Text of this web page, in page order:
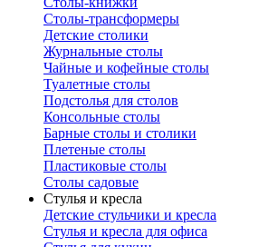
Столы-трансформеры
Детские столики
Журнальные столы
Чайные и кофейные столы
Туалетные столы
Подстолья для столов
Консольные столы
Барные столы и столики
Плетеные столы
Пластиковые столы
Столы садовые
Стулья и кресла
Детские стульчики и кресла
Стулья и кресла для офиса